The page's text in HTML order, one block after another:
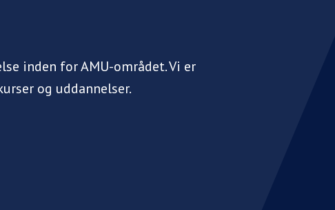
inden for AMU-området. Vi er
og uddannelser.